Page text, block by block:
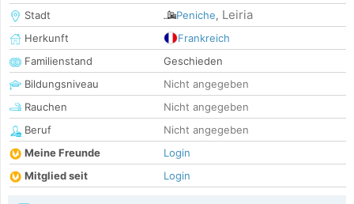
Stadt
Peniche, Leiria
Herkunft
Frankreich
Familienstand
Geschieden
Bildungsniveau
Nicht angegeben
Rauchen
Nicht angegeben
Beruf
Nicht angegeben
Meine Freunde
Login
Mitglied seit
Login